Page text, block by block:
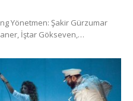
Yönetmen: Şakir Gürzumar
İştar Gökseven,…